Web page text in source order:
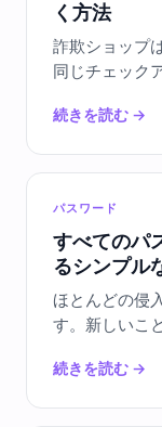
く方法
詐欺ショップ
同じチェック
紹介します。
続きを読む →
パスワード
すべてのパ
るシンプル
ほとんどの侵
す。新しいこ
続きを読む →